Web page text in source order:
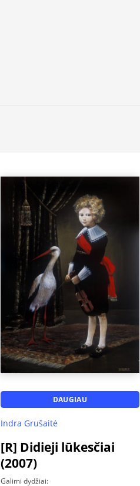
DAUGIAU
Indra Grušaitė
[R] Didieji lūkesčiai
(2007)
Galimi dydžiai: